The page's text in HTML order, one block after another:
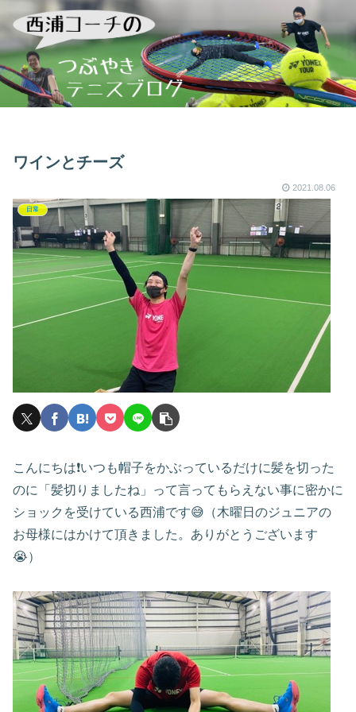
ワインとチーズ
2021.08.06
日常
こんにちは❗️いつも帽子をかぶっているだけに髪を切った
のに「髪切りましたね」って言ってもらえない事に密かに
ショックを受けている西浦です😅（木曜日のジュニアの
お母様にはかけて頂きました。ありがとうございます
😭）